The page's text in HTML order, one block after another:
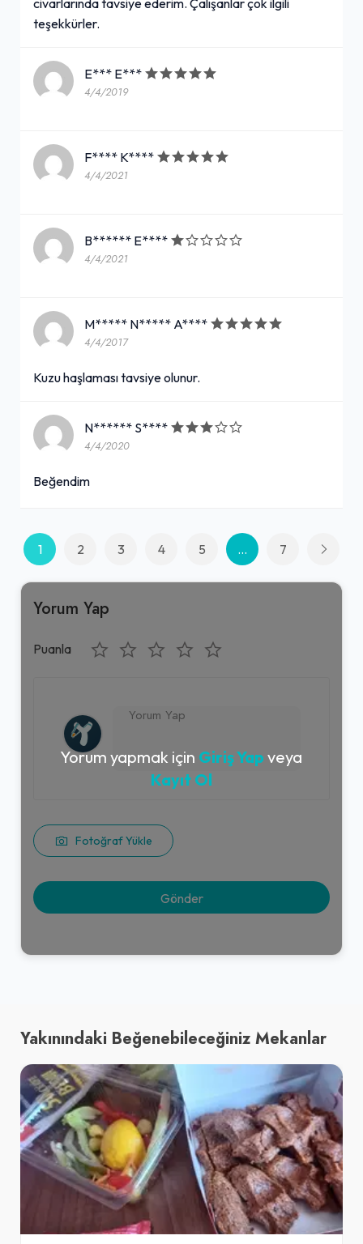
teşekkürler.
E*** E***
4/4/2019
F**** K****
4/4/2021
B****** E****
4/4/2021
M***** N***** A****
4/4/2017
Kuzu haşlaması tavsiye olunur.
N****** S****
4/4/2020
Beğendim
1 2 3 4 5 ... 7
Yorum Yap
Puanla
Fotoğraf Yükle
Yorum yapmak için Giriş Yap veya
Kayıt Ol
Yakınındaki Beğenebileceğiniz Mekanlar